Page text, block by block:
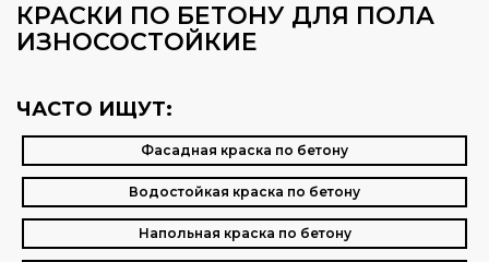
КРАСКИ ПО БЕТОНУ ДЛЯ ПОЛА
ИЗНОСОСТОЙКИЕ
ЧАСТО ИЩУТ:
Фасадная краска по бетону
Водостойкая краска по бетону
Напольная краска по бетону